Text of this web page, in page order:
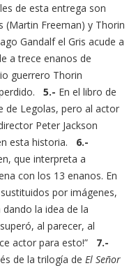
de esta entrega son
(Martin Freeman) y Thorin
Gandalf el Gris acude a
a trece enanos de
guerrero Thorin
5.- En el libro de
de Legolas, pero al actor
Peter Jackson
esta historia. 6.-
que interpreta a
con los 13 enanos. En
por imágenes,
la idea de la
al parecer, al
actor para esto!” 7.-
de la trilogía de El Señor